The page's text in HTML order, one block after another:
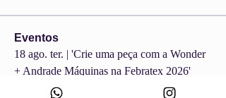
Eventos
18 ago. ter. | 'Crie uma peça com a Wonder
+ Andrade Máquinas na Febratex 2026'
Ver todos os eventos do grupo